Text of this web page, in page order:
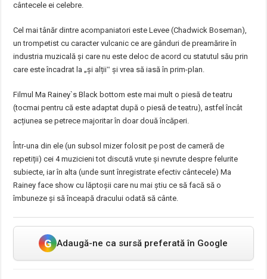
cântecele ei celebre.
Cel mai tânăr dintre acompaniatori este Levee (Chadwick Boseman),
un trompetist cu caracter vulcanic ce are gânduri de preamărire în
industria muzicală și care nu este deloc de acord cu statutul său prin
care este încadrat la „și alții‟ și vrea să iasă în prim-plan.
Filmul Ma Rainey`s Black bottom este mai mult o piesă de teatru
(tocmai pentru că este adaptat după o piesă de teatru), astfel încât
acțiunea se petrece majoritar în doar două încăperi.
Într-una din ele (un subsol mizer folosit pe post de cameră de
repetiții) cei 4 muzicieni tot discută vrute și nevrute despre felurite
subiecte, iar în alta (unde sunt înregistrate efectiv cântecele) Ma
Rainey face show cu lăptoșii care nu mai știu ce să facă să o
îmbuneze și să înceapă dracului odată să cânte.
G Adaugă-ne ca sursă preferată în Google